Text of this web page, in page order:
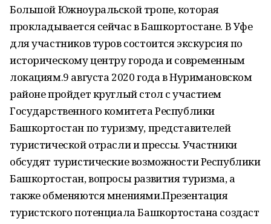
Большой Южноуральской тропе, которая
прокладывается сейчас в Башкортостане. В Уфе
для участников туров состоится экскурсия по
историческому центру города и современным
локациям.9 августа 2020 года в Нуримановском
районе пройдет круглый стол с участием
Государственного комитета Республики
Башкортостан по туризму, представителей
туристической отрасли и прессы. Участники
обсудят туристические возможности Республики
Башкортостан, вопросы развития туризма, а
также обменяются мнениями.Презентация
туристского потенциала Башкортостана создаст